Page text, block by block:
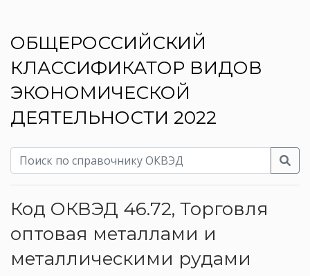
ОБЩЕРОССИЙСКИЙ
КЛАССИФИКАТОР ВИДОВ
ЭКОНОМИЧЕСКОЙ
ДЕЯТЕЛЬНОСТИ 2022
Код ОКВЭД 46.72, Торговля
оптовая металлами и
металлическими рудами